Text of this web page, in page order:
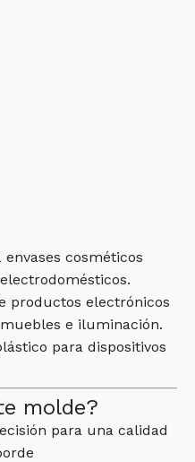
cosméticos
productos electrónicos
e iluminación.
para dispositivos
molde?
para una calidad